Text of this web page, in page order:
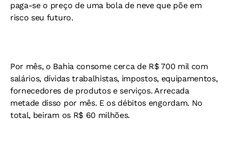
paga-se o preço de uma bola de neve que põe em
risco seu futuro.
Por mês, o Bahia consome cerca de R$ 700 mil com
salários, dívidas trabalhistas, impostos, equipamentos,
fornecedores de produtos e serviços. Arrecada
metade disso por mês. E os débitos engordam. No
total, beiram os R$ 60 milhões.